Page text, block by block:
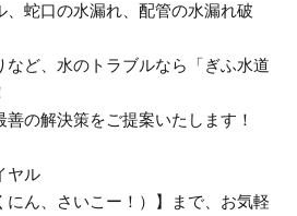
、蛇口の水漏れ、配管の水漏れ破
など、水のトラブルなら「ぎふ水道
の解決策をご提案いたします！
ヤル
にん、さいこー！）】まで、お気軽